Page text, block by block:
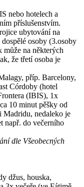
nebo hotelech a
příslušenstvím.
ubytování na
osoby (3.osoby
může na některých
že třetí osoba je
příp. Barcelony,
Córdoby (hotel
(IBIS), 1x
10 minut pěšky od
nedaleko je
např. do večerního
dle Všeobecných
džus, houska,